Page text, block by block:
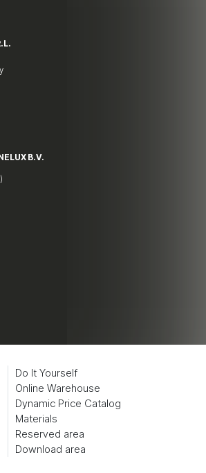
B.V.
Do It Yourself
Online Warehouse
Dynamic Price Catalog
Materials
Reserved area
Download area